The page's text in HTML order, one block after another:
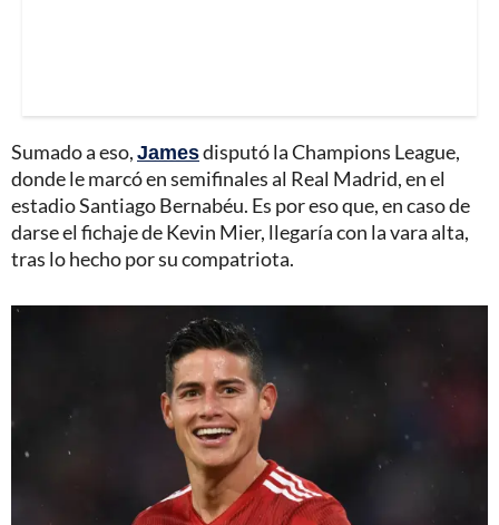
Sumado a eso,Jamesdisputó la Champions League,
donde le marcó en semifinales al Real Madrid, en el
estadio Santiago Bernabéu. Es por eso que, en caso de
darse el fichaje de Kevin Mier, llegaría con la vara alta,
tras lo hecho por su compatriota.